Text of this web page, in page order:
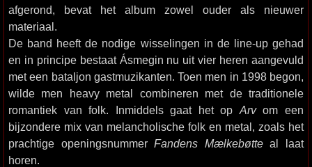
afgerond, bevat het album zowel ouder als nieuwer
materiaal.
De band heeft de nodige wisselingen in de line-up gehad
en in principe bestaat Ásmegin nu uit vier heren aangevuld
met een bataljon gastmuzikanten. Toen men in 1998 begon,
wilde men heavy metal combineren met de traditionele
romantiek van folk. Inmiddels gaat het op Arvom een
bijzondere mix van melancholische folk en metal, zoals het
prachtige openingsnummerFandens Mælkebøtteal laat
horen.